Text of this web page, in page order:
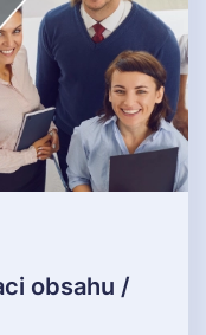
obsahu /